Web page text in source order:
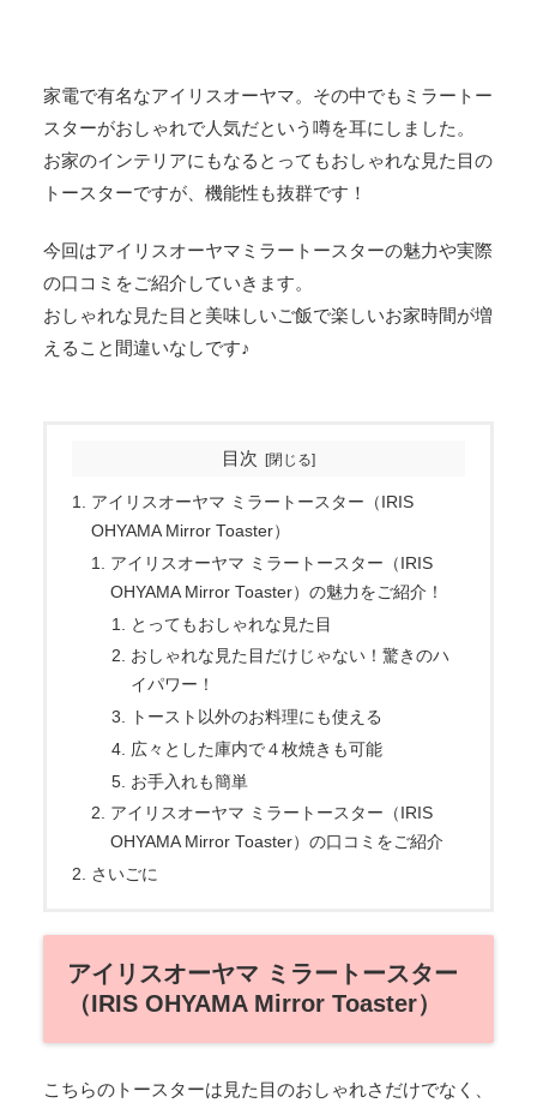
家電で有名なアイリスオーヤマ。その中でもミラートー
スターがおしゃれで人気だという噂を耳にしました。
お家のインテリアにもなるとってもおしゃれな見た目の
トースターですが、機能性も抜群です！
今回はアイリスオーヤマミラートースターの魅力や実際
の口コミをご紹介していきます。
おしゃれな見た目と美味しいご飯で楽しいお家時間が増
えること間違いなしです♪
目次
アイリスオーヤマ ミラートースター（IRIS
OHYAMA Mirror Toaster）
アイリスオーヤマ ミラートースター（IRIS
OHYAMA Mirror Toaster）の魅力をご紹介！
とってもおしゃれな見た目
おしゃれな見た目だけじゃない！驚きのハ
イパワー！
トースト以外のお料理にも使える
広々とした庫内で４枚焼きも可能
お手入れも簡単
アイリスオーヤマ ミラートースター（IRIS
OHYAMA Mirror Toaster）の口コミをご紹介
さいごに
アイリスオーヤマ ミラートースター
（IRIS OHYAMA Mirror Toaster）
こちらのトースターは見た目のおしゃれさだけでなく、